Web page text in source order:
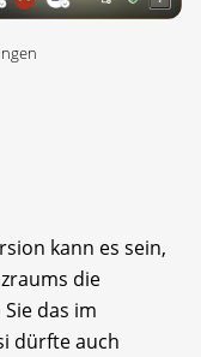
kann es sein,
die
das im
dürfte auch